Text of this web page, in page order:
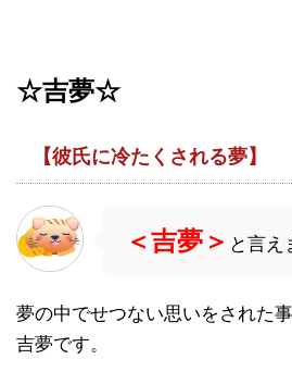
☆吉夢☆
【彼氏に冷たくされる夢】
＜吉夢＞ と言え
夢の中でせつない思いをされた
吉夢です。